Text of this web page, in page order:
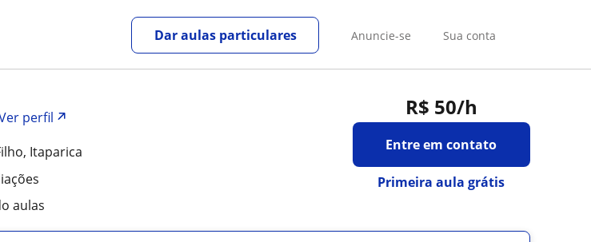
Anuncie-se Sua conta
Dar aulas particulares
R$ 50/h
Entre em contato
Primeira aula grátis
perfil
Itaparica
aulas